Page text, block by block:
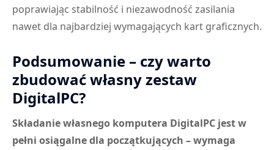
poprawiając stabilność i niezawodność zasilania
nawet dla najbardziej wymagających kart graficznych.
Podsumowanie – czy warto
zbudować własny zestaw
DigitalPC?
Składanie własnego komputera DigitalPC jest w
pełni osiągalne dla początkujących – wymaga